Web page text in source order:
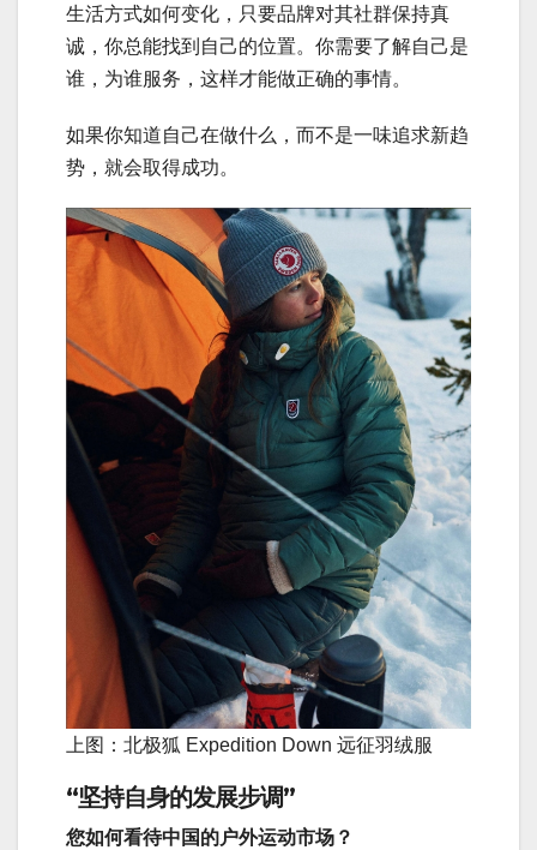
生活方式如何变化，只要品牌对其社群保持真
诚，你总能找到自己的位置。你需要了解自己是
谁，为谁服务，这样才能做正确的事情。
如果你知道自己在做什么，而不是一味追求新趋
势，就会取得成功。
上图：北极狐 Expedition Down 远征羽绒服
“坚持自身的发展步调”
您如何看待中国的户外运动市场？